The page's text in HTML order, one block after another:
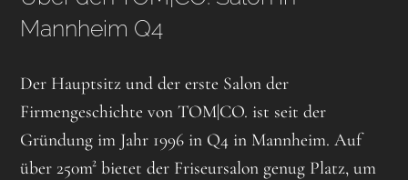
Mannheim Q4
Der Hauptsitz und der erste Salon der
Firmengeschichte von TOM|CO. ist seit der
Gründung im Jahr 1996 in Q4 in Mannheim. Auf
über 250m² bietet der Friseursalon genug Platz, um